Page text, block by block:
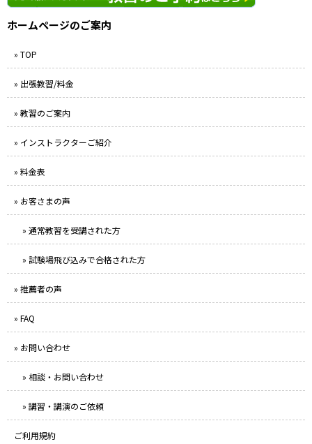
ホームページのご案内
» TOP
» 出張教習/料金
» 教習のご案内
» インストラクターご紹介
» 料金表
» お客さまの声
» 通常教習を受講された方
» 試験場飛び込みで合格された方
» 推薦者の声
» FAQ
» お問い合わせ
» 相談・お問い合わせ
» 講習・講演のご依頼
ご利用規約